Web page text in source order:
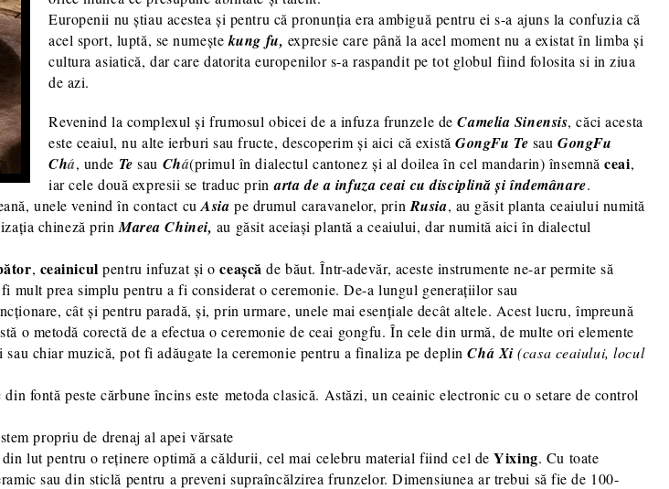
Europenii nu știau acestea și pentru că pronunția era ambiguă pentru ei s-a ajuns la confuzia că
acel sport, luptă, se numește kung fu, expresie care până la acel moment nu a existat în limba și
cultura asiatică, dar care datorita europenilor s-a raspandit pe tot globul fiind folosita si in ziua
de azi.
Revenind la complexul și frumosul obicei de a infuza frunzele deCamelia Sinensis, căci acesta
este ceaiul, nu alte ierburi sau fructe, descoperim și aici că existăGongFu Te sauGongFu
Chá, unde Tesau Chá(primul în dialectul cantonez și al doilea în cel mandarin) însemnăceai,
iar cele două expresii se traduc prinarta de a infuza ceai cu disciplină și îndemânare.
unele venind în contact cuAsiape drumul caravanelor, prin Rusia, au găsit planta ceaiului numită
chineză prinMarea Chinei, au găsit aceiași plantă a ceaiului, dar numită aici în dialectul
, ceainiculpentru infuzat și oceașcăde băut. Într-adevăr, aceste instrumente ne-ar permite să
fi mult prea simplu pentru a fi considerat o ceremonie. De-a lungul generațiilor sau
cât și pentru paradă, și, prin urmare, unele mai esențiale decât altele. Acest lucru, împreună
o metodă corectă de a efectua o ceremonie de ceai gongfu. În cele din urmă, de multe ori elemente
chiar muzică, pot fi adăugate la ceremonie pentru a finaliza pe deplin Chá Xi(casa ceaiului, locul
fontă peste cărbune încins este metoda clasică. Astăzi, un ceainic electronic cu o setare de control
propriu de drenaj al apei vărsate
lut pentru o reținere optimă a căldurii, cel mai celebru material fiind cel deYixing. Cu toate
sau din sticlă pentru a preveni supraîncălzirea frunzelor. Dimensiunea ar trebui să fie de 100-